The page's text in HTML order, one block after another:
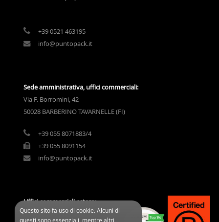
+39 0521 463195
info@puntopack.it
Sede amministrativa, uffici commerciali:
Via F. Borromini, 42
50028 BARBERINO TAVARNELLE (FI)
+39 055 8071883/4
+39 055 8091154
info@puntopack.it
Uffici commerciali estero:
3 Cours des Clos Durs
Questo sito fa uso di cookie. Alcuni di
questi sono essenziali, mentre altri